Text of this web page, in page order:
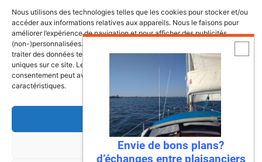
Nous utilisons des technologies telles que les cookies pour stocker et/ou
accéder aux informations relatives aux appareils. Nous le faisons pour
améliorer l’expérience de navigation et pour afficher des publicités
(non-)personnalisées. Consentir à ces technologies nous autorisera à
traiter des données telles que le comportement de navigation ou les ID
uniques sur ce site. Le fait de ne pas consentir ou de retirer son
consentement peut avoir un effet négatif sur certaines fonctonnalités et
caractéristiques.
Accepter
Refuser
Mers&Montagnes, Equipement outdoor pour
le trek et le raid nautique
BoatingAds, le site d’annonces bateaux
européen
Stock images by Depositphotos
Envie de bons plans?
d’échanges entre plaisanciers